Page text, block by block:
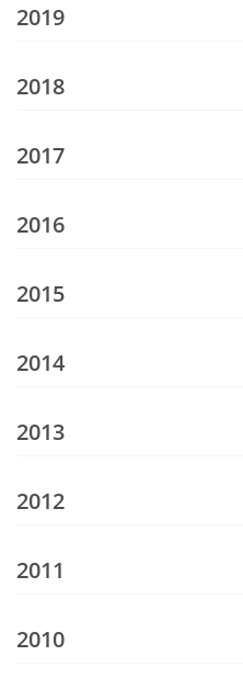
2019
2018
2017
2016
2015
2014
2013
2012
2011
2010